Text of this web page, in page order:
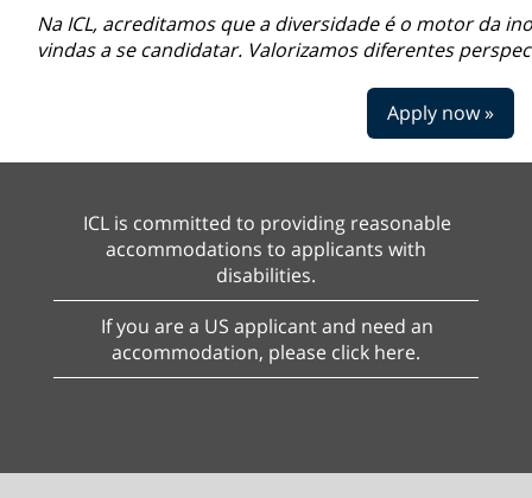
Na ICL, acreditamos que a diversidade é o motor da
vindas a se candidatar. Valorizamos diferentes
Apply now »
ICL is committed to providing reasonable
accommodations to applicants with
disabilities.
If you are a US applicant and need an
accommodation, please click here.